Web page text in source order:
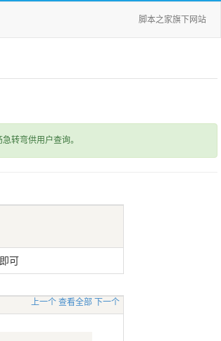
脚本之家旗下网站
转弯供用户查询。
可
上一个 查看全部 下一个